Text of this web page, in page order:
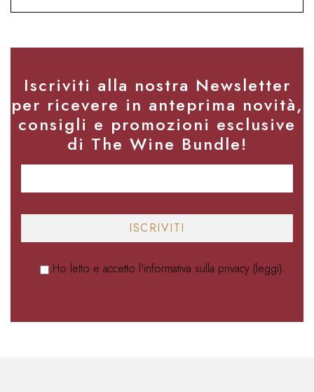
Iscriviti alla nostra Newsletter
per ricevere in anteprima novità,
consigli e promozioni esclusive
di The Wine Bundle!
Ho letto e accetto l'informativa sulla privacy (leggi).